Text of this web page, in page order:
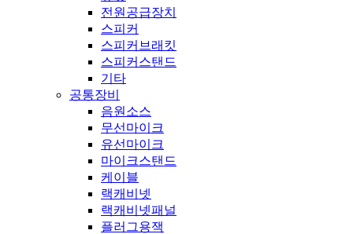
전원공급장치
스피커
스피커브래킷
스피커스탠드
기타
공통장비
음원소스
무선마이크
유선마이크
마이크스탠드
케이블
랙캐비넷
랙캐비넷패널
플러그용잭